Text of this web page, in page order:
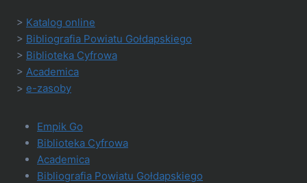
> Katalog online
> Bibliografia Powiatu Gołdapskiego
> Biblioteka Cyfrowa
> Academica
> e-zasoby
Empik Go
Biblioteka Cyfrowa
Academica
Bibliografia Powiatu Gołdapskiego